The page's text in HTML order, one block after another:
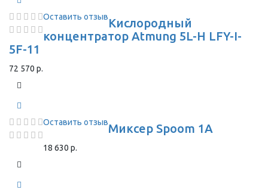
Оставить отзывКислородный
концентратор Atmung 5L-H LFY-I-
5F-11
72 570 р.
Оставить отзывМиксер Spoom 1A
18 630 р.